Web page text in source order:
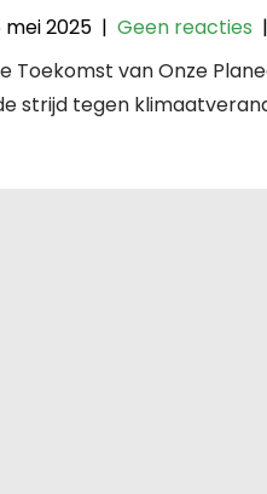
mei 2025 |Geen reacties |
Toekomst van Onze
strijd tegen